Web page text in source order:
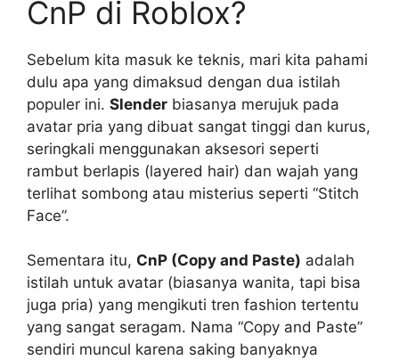
CnP di Roblox?
Sebelum kita masuk ke teknis, mari kita pahami
dulu apa yang dimaksud dengan dua istilah
populer ini. Slender biasanya merujuk pada
avatar pria yang dibuat sangat tinggi dan kurus,
seringkali menggunakan aksesori seperti
rambut berlapis (layered hair) dan wajah yang
terlihat sombong atau misterius seperti “Stitch
Face”.
Sementara itu, CnP (Copy and Paste) adalah
istilah untuk avatar (biasanya wanita, tapi bisa
juga pria) yang mengikuti tren fashion tertentu
yang sangat seragam. Nama “Copy and Paste”
sendiri muncul karena saking banyaknya